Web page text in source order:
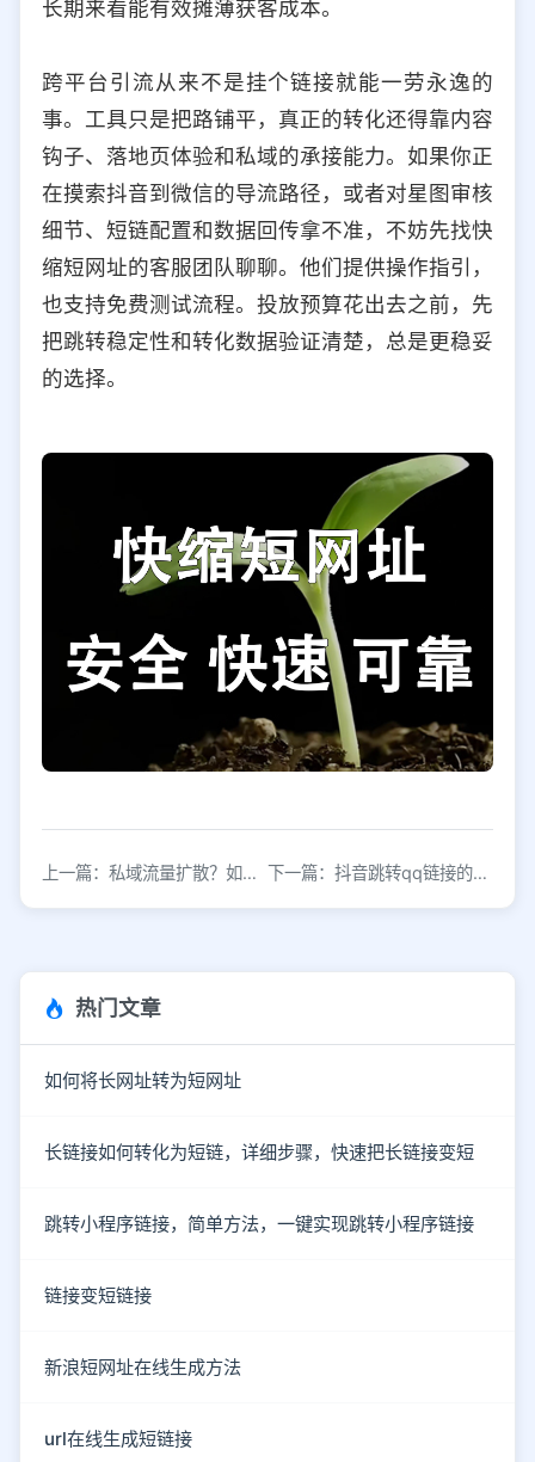
长期来看能有效摊薄获客成本。
跨平台引流从来不是挂个链接就能一劳永逸的
事。工具只是把路铺平，真正的转化还得靠内容
钩子、落地页体验和私域的承接能力。如果你正
在摸索抖音到微信的导流路径，或者对星图审核
细节、短链配置和数据回传拿不准，不妨先找快
缩短网址的客服团队聊聊。他们提供操作指引，
也支持免费测试流程。投放预算花出去之前，先
把跳转稳定性和转化数据验证清楚，总是更稳妥
的选择。
上一篇：私域流量扩散？如何把私域流量牢牢抓住 下一篇：抖音跳转qq链接的生成工具，免费使用
热门文章
如何将长网址转为短网址
长链接如何转化为短链，详细步骤，快速把长链接变短
跳转小程序链接，简单方法，一键实现跳转小程序链接
链接变短链接
新浪短网址在线生成方法
url在线生成短链接